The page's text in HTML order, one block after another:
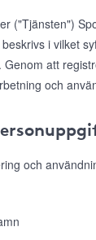
("Tjänsten")
i vilket
att
och
och